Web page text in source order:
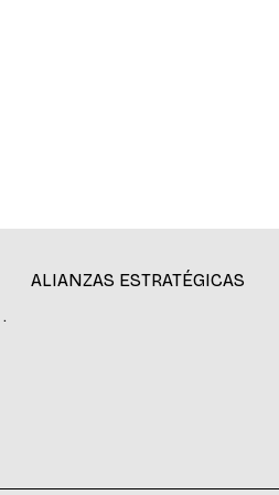
ALIANZAS ESTRATÉGICAS